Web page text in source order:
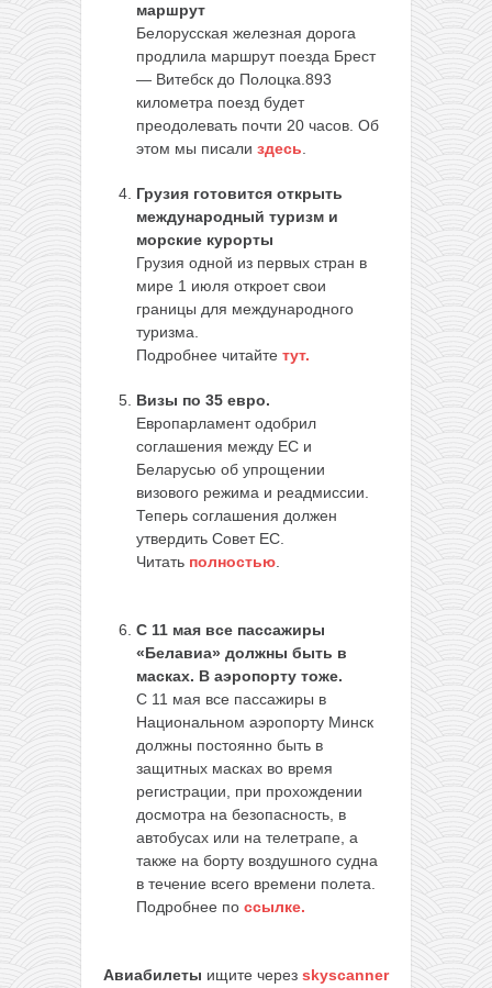
маршрут
Белорусская железная дорога
продлила маршрут поезда Брест
— Витебск до Полоцка.893
километра поезд будет
преодолевать почти 20 часов. Об
этом мы писали здесь.
Грузия готовится открыть
международный туризм и
морские курорты
Грузия одной из первых стран в
мире 1 июля откроет свои
границы для международного
туризма.
Подробнее читайте тут.
Визы по 35 евро.
Европарламент одобрил
соглашения между ЕС и
Беларусью об упрощении
визового режима и реадмиссии.
Теперь соглашения должен
утвердить Совет ЕС.
Читать полностью.
C 11 мая все пассажиры
«Белавиа» должны быть в
масках. В аэропорту тоже.
С 11 мая все пассажиры в
Национальном аэропорту Минск
должны постоянно быть в
защитных масках во время
регистрации, при прохождении
досмотра на безопасность, в
автобусах или на телетрапе, а
также на борту воздушного судна
в течение всего времени полета.
Подробнее по ссылке.
Авиабилеты ищите через skyscanner